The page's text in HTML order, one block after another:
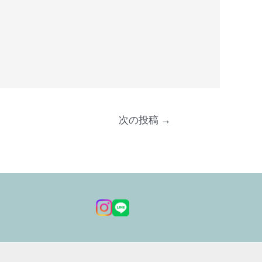
次の投稿 →